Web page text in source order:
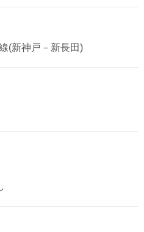
(新神戸－新長田)